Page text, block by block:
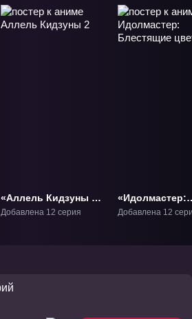
«Аллель Кидзуны 2»
ТВ-2
Добавлена 12 серия
«Идолмастер:
Блестящие
Добавлена 12